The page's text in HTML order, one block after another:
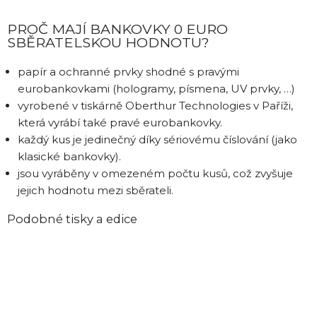
PROČ MAJÍ BANKOVKY 0 EURO
SBĚRATELSKOU HODNOTU?
papír a ochranné prvky shodné s pravými
eurobankovkami (hologramy, písmena, UV prvky, …)
vyrobené v tiskárně Oberthur Technologies v Paříži,
která vyrábí také pravé eurobankovky.
každý kus je jedinečný díky sériovému číslování (jako
klasické bankovky).
jsou vyráběny v omezeném počtu kusů, což zvyšuje
jejich hodnotu mezi sběrateli.
Podobné tisky a edice